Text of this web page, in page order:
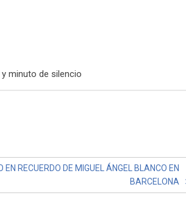
minuto de silencio
EN RECUERDO DE MIGUEL ÁNGEL BLANCO EN
BARCELONA